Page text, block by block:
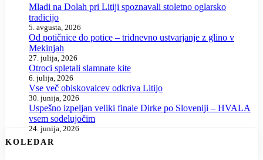
Mladi na Dolah pri Litiji spoznavali stoletno oglarsko
tradicijo
5. avgusta, 2026
Od potičnice do potice – tridnevno ustvarjanje z glino v
Mekinjah
27. julija, 2026
Otroci spletali slamnate kite
6. julija, 2026
Vse več obiskovalcev odkriva Litijo
30. junija, 2026
Uspešno izpeljan veliki finale Dirke po Sloveniji – HVALA
vsem sodelujočim
24. junija, 2026
KOLEDAR